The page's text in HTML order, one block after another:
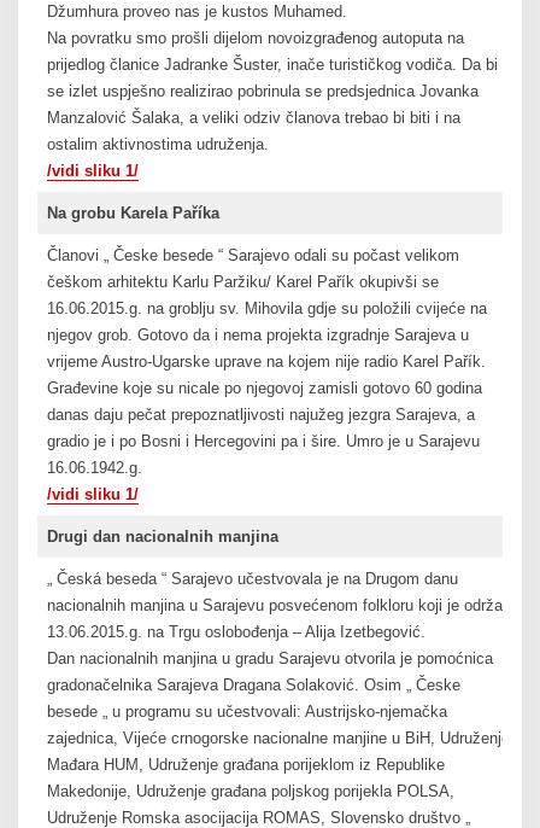
Džumhura proveo nas je kustos Muhamed.
Na povratku smo prošli dijelom novoizgrađenog autoputa na
prijedlog članice Jadranke Šuster, inače turističkog vodiča. Da bi
se izlet uspješno realizirao pobrinula se predsjednica Jovanka
Manzalović Šalaka, a veliki odziv članova trebao bi biti i na
ostalim aktivnostima udruženja.
/vidi sliku 1/
Na grobu Karela Paříka
Članovi „ Česke besede “ Sarajevo odali su počast velikom
češkom arhitektu Karlu Paržiku/ Karel Pařík okupivši se
16.06.2015.g. na groblju sv. Mihovila gdje su položili cvijeće na
njegov grob. Gotovo da i nema projekta izgradnje Sarajeva u
vrijeme Austro-Ugarske uprave na kojem nije radio Karel Pařík.
Građevine koje su nicale po njegovoj zamisli gotovo 60 godina
danas daju pečat prepoznatljivosti najužeg jezgra Sarajeva, a
gradio je i po Bosni i Hercegovini pa i šire. Umro je u Sarajevu
16.06.1942.g.
/vidi sliku 1/
Drugi dan nacionalnih manjina
„ Česká beseda “ Sarajevo učestvovala je na Drugom danu
nacionalnih manjina u Sarajevu posvećenom folkloru koji je održan
13.06.2015.g. na Trgu oslobođenja – Alija Izetbegović.
Dan nacionalnih manjina u gradu Sarajevu otvorila je pomoćnica
gradonačelnika Sarajeva Dragana Solaković. Osim „ Česke
besede „ u programu su učestvovali: Austrijsko-njemačka
zajednica, Vijeće crnogorske nacionalne manjine u BiH, Udruženje
Mađara HUM, Udruženje građana porijeklom iz Republike
Makedonije, Udruženje građana poljskog porijekla POLSA,
Udruženje Romska asocijacija ROMAS, Slovensko društvo „